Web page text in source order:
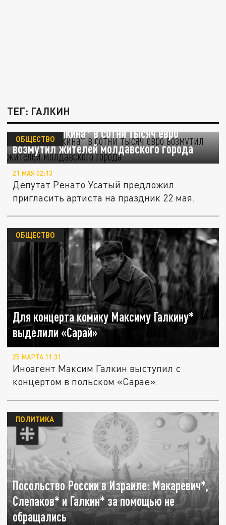
ТЕГ: ГАЛКИН
Гонорар Галкина* в сотни тысяч евро
возмутил жителей молдавского города
ОБЩЕСТВО
21 МАЯ 02:13
Депутат Ренато Усатый предложил
пригласить артиста на праздник 22 мая.
Для концерта комику Максиму Галкину*
выделили «Сарай»
ОБЩЕСТВО
25 МАРТА 11:31
Иноагент Максим Галкин выступил с
концертом в польском «Сарае».
Посольство России в Израиле: Макаревич*,
Слепаков* и Галкин* за помощью не
обращались
ПОЛИТИКА